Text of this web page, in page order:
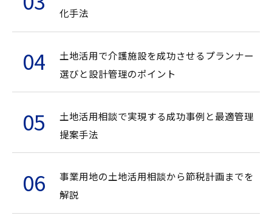
化手法
土地活用で介護施設を成功させるプランナー
選びと設計管理のポイント
土地活用相談で実現する成功事例と最適管理
提案手法
事業用地の土地活用相談から節税計画までを
解説